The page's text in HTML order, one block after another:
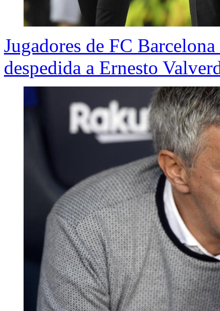
Jugadores de FC
despedida a Ernesto